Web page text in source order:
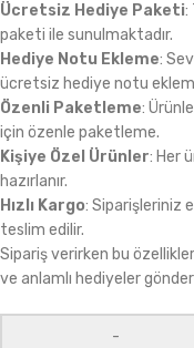
Ücretsiz Hediye Paketi:
paketi ile sunulmaktadır.
Hediye Notu Ekleme:
ücretsiz hediye notu
Özenli Paketleme:
için özenle paketleme.
Kişiye Özel Ürünler: Her
hazırlanır.
Hızlı Kargo: Siparişleriniz
teslim edilir.
Sipariş verirken bu
ve anlamlı hediyeler
-